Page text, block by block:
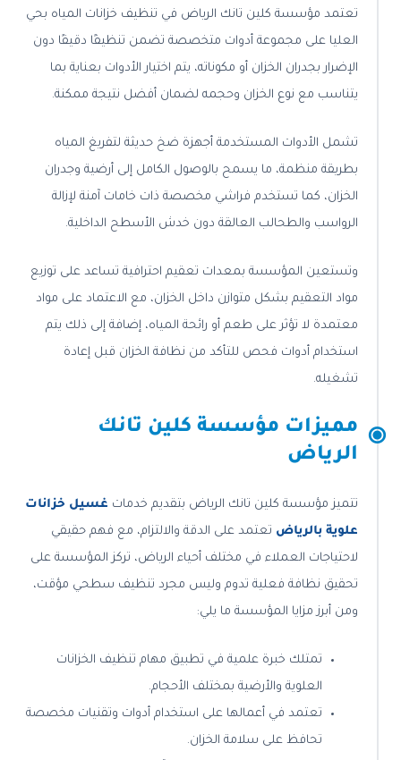
تعتمد مؤسسة كلين تانك الرياض في تنظيف خزانات المياه بحي
العليا على مجموعة أدوات متخصصة تضمن تنظيفًا دقيقًا دون
الإضرار بجدران الخزان أو مكوناته، يتم اختيار الأدوات بعناية بما
يتناسب مع نوع الخزان وحجمه لضمان أفضل نتيجة ممكنة.
تشمل الأدوات المستخدمة أجهزة ضخ حديثة لتفريغ المياه
بطريقة منظمة، ما يسمح بالوصول الكامل إلى أرضية وجدران
الخزان، كما تستخدم فراشي مخصصة ذات خامات آمنة لإزالة
الرواسب والطحالب العالقة دون خدش الأسطح الداخلية.
وتستعين المؤسسة بمعدات تعقيم احترافية تساعد على توزيع
مواد التعقيم بشكل متوازن داخل الخزان، مع الاعتماد على مواد
معتمدة لا تؤثر على طعم أو رائحة المياه، إضافة إلى ذلك يتم
استخدام أدوات فحص للتأكد من نظافة الخزان قبل إعادة
تشغيله.
مميزات مؤسسة كلين تانك
الرياض
تتميز مؤسسة كلين تانك الرياض بتقديم خدمات غسيل خزانات
علوية بالرياض تعتمد على الدقة والالتزام، مع فهم حقيقي
لاحتياجات العملاء في مختلف أحياء الرياض، تركز المؤسسة على
تحقيق نظافة فعلية تدوم وليس مجرد تنظيف سطحي مؤقت،
ومن أبرز مزايا المؤسسة ما يلي:
تمتلك خبرة علمية في تطبيق مهام تنظيف الخزانات
العلوية والأرضية بمختلف الأحجام.
تعتمد في أعمالها على استخدام أدوات وتقنيات مخصصة
تحافظ على سلامة الخزان.